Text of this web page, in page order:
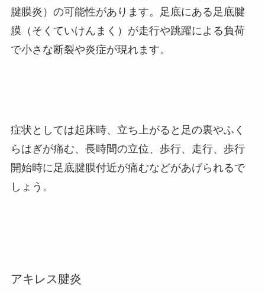
腱膜炎）の可能性があります。
足底にある足底腱
膜（そくていけんまく）が走行や跳躍による負荷
で小さな断裂や炎症が現れます。
症状としては起床時、立ち上がると足の裏やふく
らはぎが痛む、長時間の立位、歩行、走行、歩行
開始時に足底腱膜付近が痛むなどがあげられるで
しょう。
アキレス腱炎